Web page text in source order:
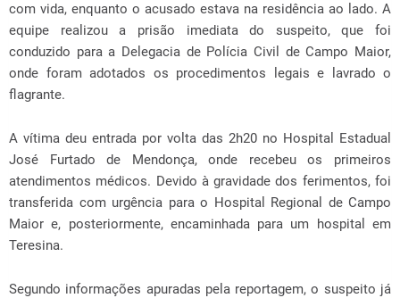
com vida, enquanto o acusado estava na residência ao lado. A
equipe realizou a prisão imediata do suspeito, que foi
conduzido para a Delegacia de Polícia Civil de Campo Maior,
onde foram adotados os procedimentos legais e lavrado o
flagrante.
A vítima deu entrada por volta das 2h20 no Hospital Estadual
José Furtado de Mendonça, onde recebeu os primeiros
atendimentos médicos. Devido à gravidade dos ferimentos, foi
transferida com urgência para o Hospital Regional de Campo
Maior e, posteriormente, encaminhada para um hospital em
Teresina.
Segundo informações apuradas pela reportagem, o suspeito já